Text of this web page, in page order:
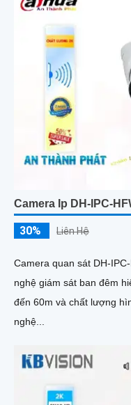
Camera Ip DH-IPC-
30% Liên Hệ
Camera quan sát DH-
nghệ giám sát ban đêm
đến 60m và chất lượng hình ảnh 4.0MP.
nghệ...